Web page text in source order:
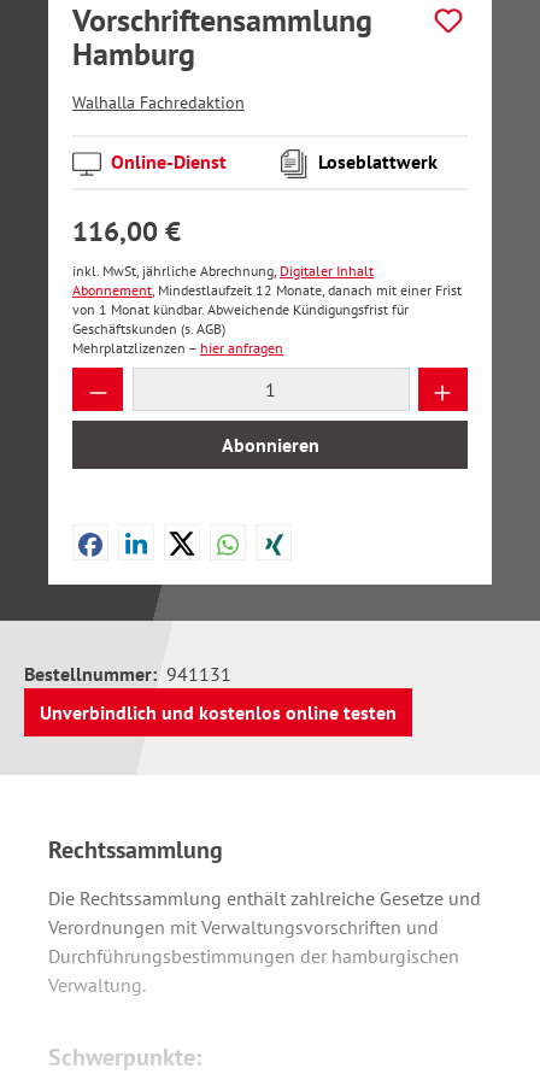
Vorschriftensammlung
Hamburg
Walhalla Fachredaktion
Online-Dienst Loseblattwerk
116,00 €
inkl. MwSt, jährliche Abrechnung, Digitaler Inhalt
Abonnement, Mindestlaufzeit 12 Monate, danach mit einer Frist
von 1 Monat kündbar. Abweichende Kündigungsfrist für
Geschäftskunden (s. AGB)
Mehrplatzlizenzen – hier anfragen
Produkt Anzahl: Gib den gewünschten
Abonnieren
Bestellnummer: 941131
Unverbindlich und kostenlos online testen
Rechtssammlung
Die Rechtssammlung enthält zahlreiche Gesetze und
Verordnungen mit Verwaltungsvorschriften und
Durchführungsbestimmungen der hamburgischen
Verwaltung.
Schwerpunkte: